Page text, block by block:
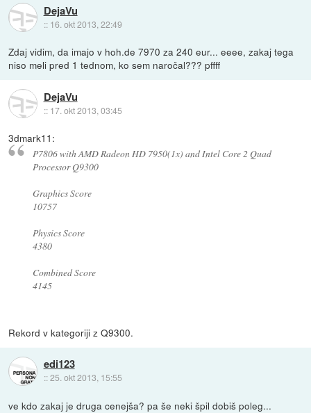
DejaVu
:: 16. okt 2013, 22:49
Zdaj vidim, da imajo v hoh.de 7970 za 240 eur... eeee, zakaj tega
niso meli pred 1 tednom, ko sem naročal??? pffff
DejaVu
:: 17. okt 2013, 03:45
3dmark11:
P7806 with AMD Radeon HD 7950(1x) and Intel Core 2 Quad
Processor Q9300
Graphics Score
10757
Physics Score
4380
Combined Score
4145
Rekord v kategoriji z Q9300.
edi123
::25. okt 2013, 15:55
ve kdo zakaj je druga cenejša? pa še neki špil dobiš poleg...